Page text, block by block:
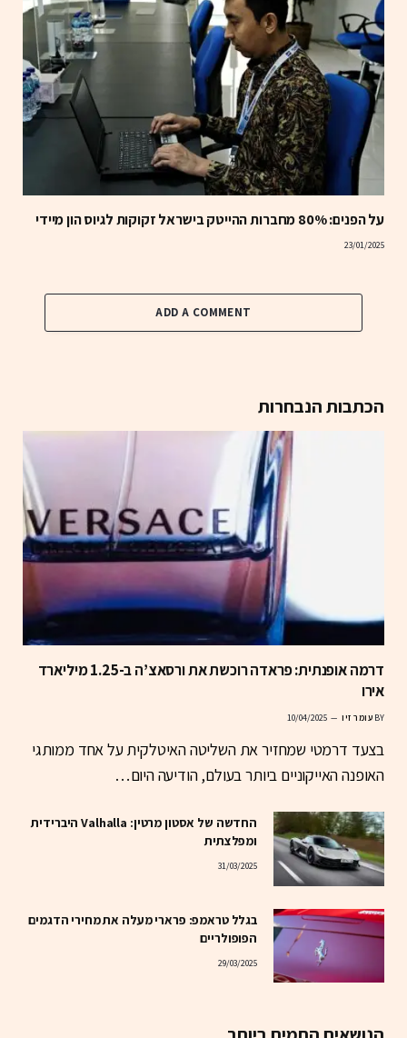
על הפנים: 80% מחברות ההייטק בישראל זקוקות לגיוס הון מיידי
23/01/2025
ADD A COMMENT
הכתבות הנבחרות
דרמה אופנתית: פראדה רוכשת את ורסאצ’ה ב-1.25 מיליארד
אירו
BY עומר זיו 10/04/2025
בצעד דרמטי שמחזיר את השליטה האיטלקית על אחד ממותגי
האופנה האייקוניים ביותר בעולם, הודיעה היום…
החדשה של אסטון מרטין: Valhalla היברידית
ומפלצתית
31/03/2025
בגלל טראמפ: פרארי מעלה את מחירי הדגמים
הפופולריים
29/03/2025